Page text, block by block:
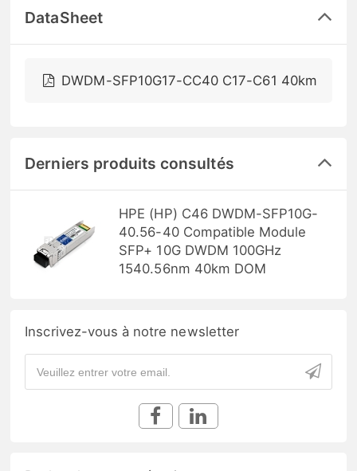
DataSheet
DWDM-SFP10G17-CC40 C17-C61 40km
Derniers produits consultés
HPE (HP) C46 DWDM-SFP10G-
40.56-40 Compatible Module
SFP+ 10G DWDM 100GHz
1540.56nm 40km DOM
Inscrivez-vous à notre newsletter